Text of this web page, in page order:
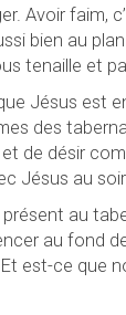
Avoir faim,
bien au
tenaille et
Jésus est
des
de désir
Jésus au
au
au fond
est-ce que